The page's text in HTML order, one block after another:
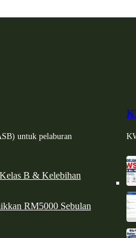
untuk pelaburan
B & Kelebihan
RM5000 Sebulan